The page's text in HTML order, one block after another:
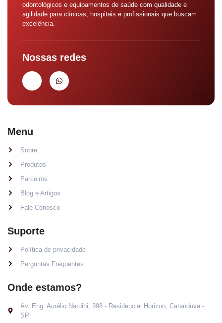
odontológicos e equipamentos de saúde com qualidade e
agilidade para clínicas, hospitais e profissionais que buscam
excelência.
Nossas redes
Menu
Sobre
Produtos
Parceiros
Blog e Artigos
Fale Conosco
Suporte
Política de privacidade
Perguntas Frequentes
Onde estamos?
Av. Eng. Aurélio Nardini, 398 - Residencial Horizon, Catanduva -
SP